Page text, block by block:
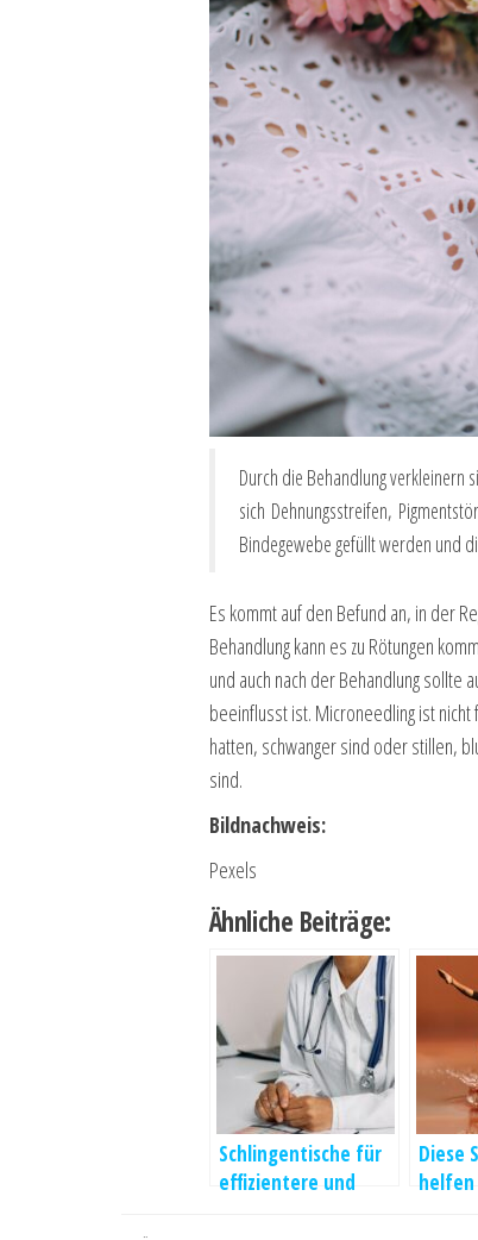
Durch die Behandlung verkleinern
sich Dehnungsstreifen,
Bindegewebe gefüllt werden und
Es kommt auf den Befund an, in der
Behandlung kann es zu Rötungen
und auch nach der Behandlung sollte
beeinflusst ist. Microneedling ist
hatten, schwanger sind oder stillen,
sind.
Bildnachweis:
Pexels
Ähnliche Beiträge:
Schlingentische für
effizientere und
Diese